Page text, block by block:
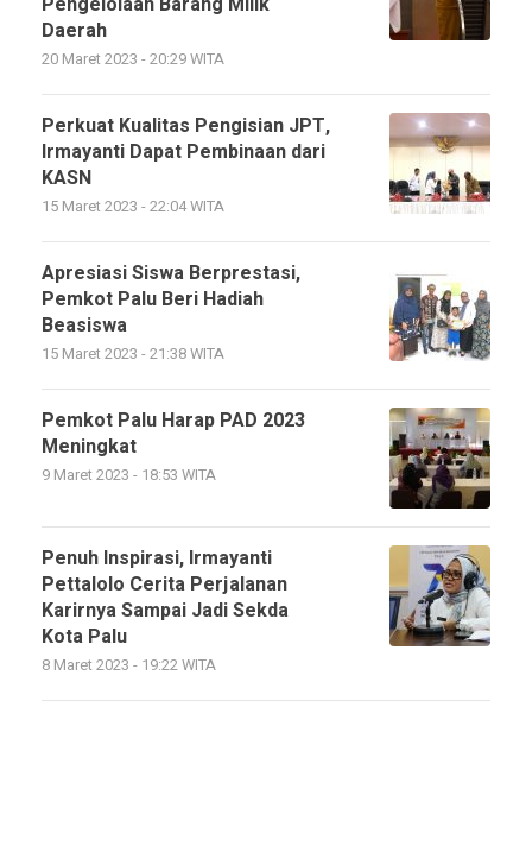
Daerah
20 Maret 2023 - 20:29 WITA
Perkuat Kualitas Pengisian JPT,
Irmayanti Dapat Pembinaan dari
KASN
15 Maret 2023 - 22:04 WITA
Apresiasi Siswa Berprestasi,
Pemkot Palu Beri Hadiah
Beasiswa
15 Maret 2023 - 21:38 WITA
Pemkot Palu Harap PAD 2023
Meningkat
9 Maret 2023 - 18:53 WITA
Penuh Inspirasi, Irmayanti
Pettalolo Cerita Perjalanan
Karirnya Sampai Jadi Sekda
Kota Palu
8 Maret 2023 - 19:22 WITA